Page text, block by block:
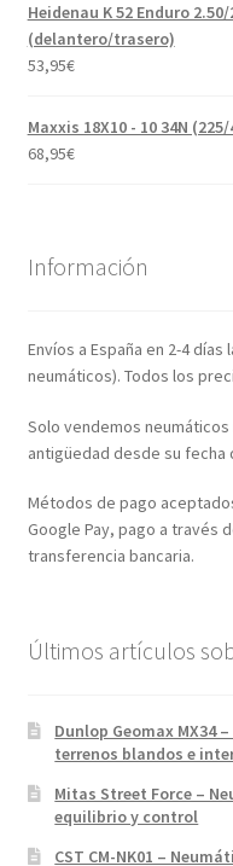
Heidenau K 52 Enduro 2.50/
(delantero/trasero)
53,95€
Maxxis 18X10 - 10 34N (225/
68,95€
Información
Envíos a España en 2-4
neumáticos). Todos los
Solo vendemos
antigüedad desde su fecha
Métodos de pago
Google Pay, pago a través
transferencia bancaria.
Últimos artículos
Dunlop Geomax MX34
terrenos blandos e
Mitas Street Force –
equilibrio y control
CST CM-NK01 –